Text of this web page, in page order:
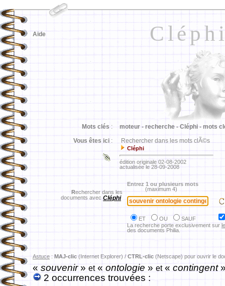
Aide
Mots clés : moteur - recherche - Cléphi - mots
Vous êtes ici : Rechercher dans les mots clÃ©s
Cléphi
édition originale 02-08-2002
actualisée le 28-09-2008
Rechercher dans les
documents avec Cléphi
Entrez 1 ou plusieurs mots
(maximum 4)
ET OU
SAUF
La recherche porte exclusivement sur
des documents Philia.
Astuce : MAJ-clic (Internet Explorer) / CTRL-clic (Netscape) pour ouvrir le
«souvenir» et« ontologie » et« contingent
2 occurrences trouvées :